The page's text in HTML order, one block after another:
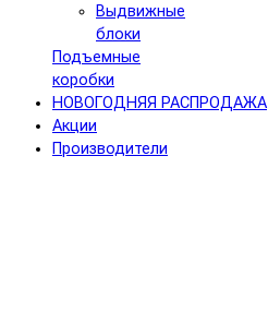
Выдвижные
блоки
Подъемные
коробки
НОВОГОДНЯЯ РАСПРОДАЖА
Акции
Производители